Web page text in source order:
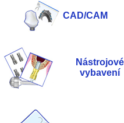
CAD/CAM
Nástrojové
vybavení